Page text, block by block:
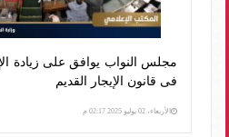
فى قانون الإيجار القديم
الأربعاء، 02 يوليو 2025 02:17 م